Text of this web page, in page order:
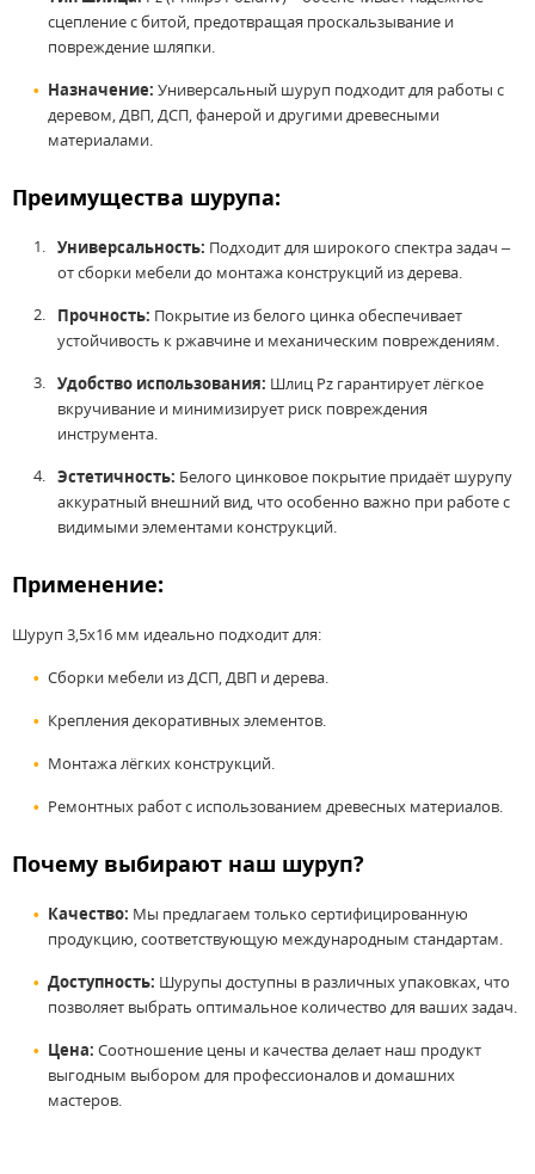
сцепление с битой, предотвращая проскальзывание и
повреждение шляпки.
Назначение: Универсальный шуруп подходит для работы с
деревом, ДВП, ДСП, фанерой и другими древесными
материалами.
Преимущества шурупа:
Универсальность: Подходит для широкого спектра задач –
от сборки мебели до монтажа конструкций из дерева.
Прочность: Покрытие из белого цинка обеспечивает
устойчивость к ржавчине и механическим повреждениям.
Удобство использования: Шлиц Pz гарантирует лёгкое
вкручивание и минимизирует риск повреждения
инструмента.
Эстетичность: Белого цинковое покрытие придаёт шурупу
аккуратный внешний вид, что особенно важно при работе с
видимыми элементами конструкций.
Применение:
Шуруп 3,5x16 мм идеально подходит для:
Сборки мебели из ДСП, ДВП и дерева.
Крепления декоративных элементов.
Монтажа лёгких конструкций.
Ремонтных работ с использованием древесных материалов.
Почему выбирают наш шуруп?
Качество: Мы предлагаем только сертифицированную
продукцию, соответствующую международным стандартам.
Доступность: Шурупы доступны в различных упаковках, что
позволяет выбрать оптимальное количество для ваших задач.
Цена: Соотношение цены и качества делает наш продукт
выгодным выбором для профессионалов и домашних
мастеров.